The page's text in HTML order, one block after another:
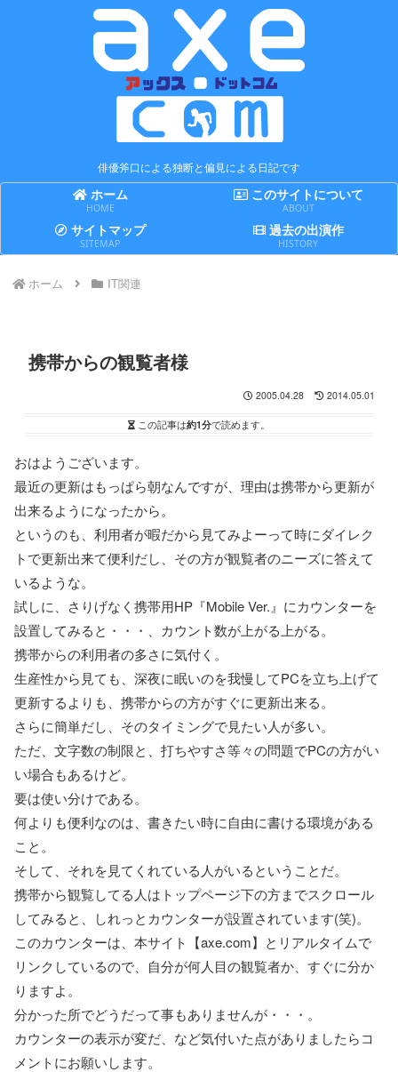
俳優斧口による独断と偏見による日記です
ホーム
HOME
このサイトについて
ABOUT
サイトマップ
SITEMAP
過去の出演作
HISTORY
ホーム IT関連
携帯からの観覧者様
2005.04.28 2014.05.01
この記事は約1分で読めます。
おはようございます。
最近の更新はもっぱら朝なんですが、理由は携帯から更新が
出来るようになったから。
というのも、利用者が暇だから見てみよーって時にダイレク
トで更新出来て便利だし、その方が観覧者のニーズに答えて
いるような。
試しに、さりげなく携帯用HP『Mobile Ver.』にカウンターを
設置してみると・・・、カウント数が上がる上がる。
携帯からの利用者の多さに気付く。
生産性から見ても、深夜に眠いのを我慢してPCを立ち上げて
更新するよりも、携帯からの方がすぐに更新出来る。
さらに簡単だし、そのタイミングで見たい人が多い。
ただ、文字数の制限と、打ちやすさ等々の問題でPCの方がい
い場合もあるけど。
要は使い分けである。
何よりも便利なのは、書きたい時に自由に書ける環境がある
こと。
そして、それを見てくれている人がいるということだ。
携帯から観覧してる人はトップページ下の方までスクロール
してみると、しれっとカウンターが設置されています(笑)。
このカウンターは、本サイト【axe.com】とリアルタイムで
リンクしているので、自分が何人目の観覧者か、すぐに分か
りますよ。
分かった所でどうだって事もありませんが・・・。
カウンターの表示が変だ、など気付いた点がありましたらコ
メントにお願いします。